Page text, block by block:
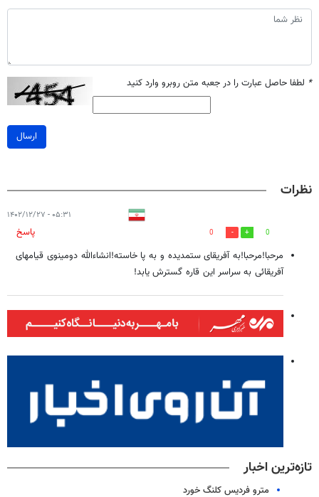
* لطفا حاصل عبارت را در جعبه متن روبرو وارد کنید
ارسال
نظرات
۰۵:۳۱ - ۱۴۰۲/۱۲/۲۷
0
0
پاسخ
مرحبا!مرحبا!به آفریقای ستمدیده و به پا خاسته!انشاءالله دومینوی قیامهای
آفریقائی به سراسر این قاره گسترش یابد!
تازه‌ترین اخبار
مترو فردیس کلنگ خورد